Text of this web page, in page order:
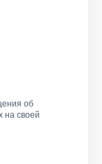
об
на своей